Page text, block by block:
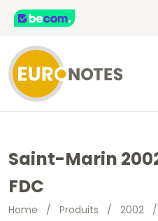
Saint-Marin
FDC
Home / Produits / 2002 /